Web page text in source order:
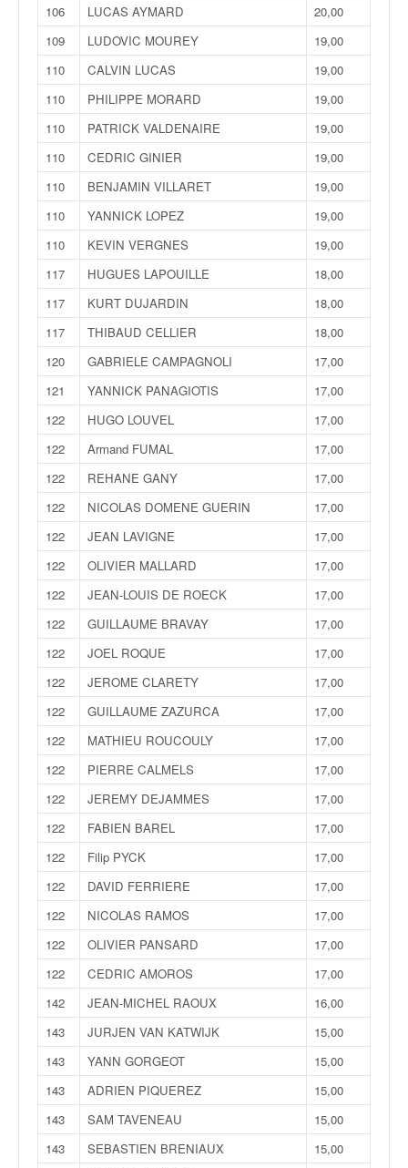
106
LUCAS AYMARD
20,00
109
LUDOVIC MOUREY
19,00
110
CALVIN LUCAS
19,00
110
PHILIPPE MORARD
19,00
110
PATRICK VALDENAIRE
19,00
110
CEDRIC GINIER
19,00
110
BENJAMIN VILLARET
19,00
110
YANNICK LOPEZ
19,00
110
KEVIN VERGNES
19,00
117
HUGUES LAPOUILLE
18,00
117
KURT DUJARDIN
18,00
117
THIBAUD CELLIER
18,00
120
GABRIELE CAMPAGNOLI
17,00
121
YANNICK PANAGIOTIS
17,00
122
HUGO LOUVEL
17,00
122
Armand FUMAL
17,00
122
REHANE GANY
17,00
122
NICOLAS DOMENE GUERIN
17,00
122
JEAN LAVIGNE
17,00
122
OLIVIER MALLARD
17,00
122
JEAN-LOUIS DE ROECK
17,00
122
GUILLAUME BRAVAY
17,00
122
JOEL ROQUE
17,00
122
JEROME CLARETY
17,00
122
GUILLAUME ZAZURCA
17,00
122
MATHIEU ROUCOULY
17,00
122
PIERRE CALMELS
17,00
122
JEREMY DEJAMMES
17,00
122
FABIEN BAREL
17,00
122
Filip PYCK
17,00
122
DAVID FERRIERE
17,00
122
NICOLAS RAMOS
17,00
122
OLIVIER PANSARD
17,00
122
CEDRIC AMOROS
17,00
142
JEAN-MICHEL RAOUX
16,00
143
JURJEN VAN KATWIJK
15,00
143
YANN GORGEOT
15,00
143
ADRIEN PIQUEREZ
15,00
143
SAM TAVENEAU
15,00
143
SEBASTIEN BRENIAUX
15,00